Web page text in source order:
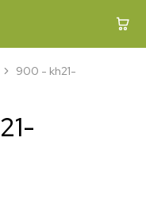
900 - kh21-